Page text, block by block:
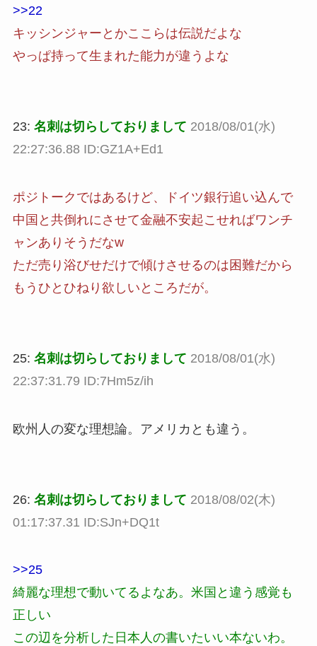
>>22
キッシンジャーとかここらは伝説だよな
やっぱ持って生まれた能力が違うよな
23: 名刺は切らしておりまして 2018/08/01(水)
22:27:36.88 ID:GZ1A+Ed1
ポジトークではあるけど、ドイツ銀行追い込んで
中国と共倒れにさせて金融不安起こせればワンチ
ャンありそうだなw
ただ売り浴びせだけで傾けさせるのは困難だから
もうひとひねり欲しいところだが。
25: 名刺は切らしておりまして 2018/08/01(水)
22:37:31.79 ID:7Hm5z/ih
欧州人の変な理想論。アメリカとも違う。
26: 名刺は切らしておりまして 2018/08/02(木)
01:17:37.31 ID:SJn+DQ1t
>>25
綺麗な理想で動いてるよなあ。米国と違う感覚も
正しい
この辺を分析した日本人の書いたいい本ないわ。